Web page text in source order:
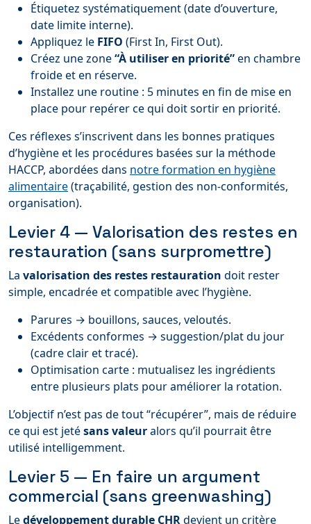
Étiquetez systématiquement (date d’ouverture,
date limite interne).
Appliquez le FIFO (First In, First Out).
Créez une zone“À utiliser en priorité”en chambre
froide et en réserve.
Installez une routine : 5 minutes en fin de mise en
place pour repérer ce qui doit sortir en priorité.
Ces réflexes s’inscrivent dans les bonnes pratiques
d’hygiène et les procédures basées sur la méthode
HACCP, abordées dans notre formation en hygiène
alimentaire(traçabilité, gestion des non-conformités,
organisation).
Levier 4 — Valorisation des restes en
restauration (sans surpromettre)
La valorisation des restes restauration doit rester
simple, encadrée et compatible avec l’hygiène.
Parures → bouillons, sauces, veloutés.
Excédents conformes → suggestion/plat du jour
(cadre clair et tracé).
Optimisation carte : mutualisez les ingrédients
entre plusieurs plats pour améliorer la rotation.
L’objectif n’est pas de tout “récupérer”, mais de réduire
ce qui est jetésans valeuralors qu’il pourrait être
utilisé intelligemment.
Levier 5 — En faire un argument
commercial (sans greenwashing)
Ledéveloppement durable CHRdevient un critère